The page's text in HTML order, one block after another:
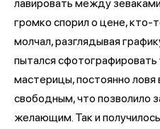
лавировать между
громко спорил о цене, кто-
молчал, разглядывая
пытался
мастерицы, постоянно
свободным, что позволило
желающим. Так и